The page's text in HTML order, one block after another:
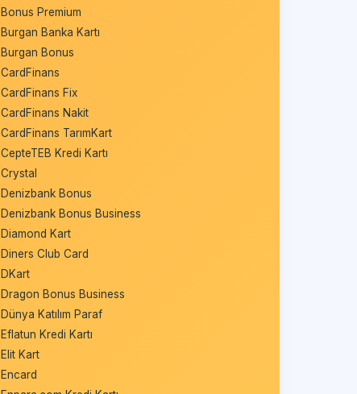
Bonus Premium
Burgan Banka Kartı
Burgan Bonus
CardFinans
CardFinans Fix
CardFinans Nakit
CardFinans TarımKart
CepteTEB Kredi Kartı
Crystal
Denizbank Bonus
Denizbank Bonus Business
Diamond Kart
Diners Club Card
DKart
Dragon Bonus Business
Dünya Katılım Paraf
Eflatun Kredi Kartı
Elit Kart
Encard